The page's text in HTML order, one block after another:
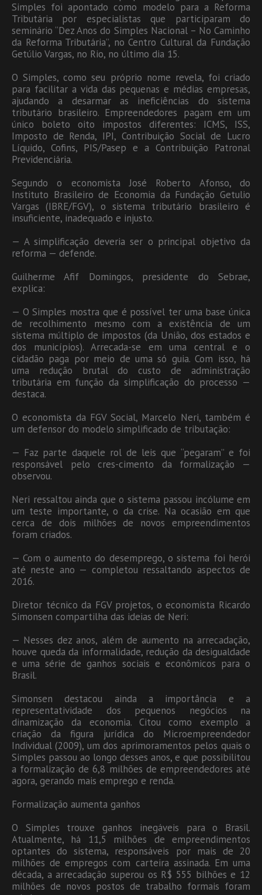
Simples foi apontado como modelo para a Reforma
Tributária por especialistas que participaram do
seminário “Dez Anos do Simples Nacional – No Caminho
da Reforma Tributária”, no Centro Cultural da Fundação
Getúlio Vargas, no Rio, no último dia 15.
O Simples, como seu próprio nome revela, foi criado
para facilitar a vida das pequenas e médias empresas,
ajudando a desarmar as ineficiências do sistema
tributário brasileiro. Empreendedores pagam em um
único boleto oito impostos diferentes: ICMS, ISS,
Imposto de Renda, IPI, Contribuição Social de Lucro
Líquido, Cofins, PIS/Pasep e a Contribuição Patronal
Previdenciária.
Segundo o economista José Roberto Afonso, do
Instituto Brasileiro de Economia da Fundação Getulio
Vargas (IBRE/FGV), o sistema tributário brasileiro é
insuficiente, inadequado e injusto.
— A simplificação deveria ser o principal objetivo da
reforma — defende.
Guilherme Afif Domingos, presidente do Sebrae,
explica:
— O Simples mostra que é possível ter uma base única
de recolhimento mesmo com a existência de um
sistema múltiplo de impostos (da União, dos estados e
dos municípios). Arrecada-se em uma central e o
cidadão paga por meio de uma só guia. Com isso, há
uma redução brutal do custo de administração
tributária em função da simplificação do processo —
destaca.
O economista da FGV Social, Marcelo Neri, também é
um defensor do modelo simplificado de tributação:
— Faz parte daquele rol de leis que “pegaram” e foi
responsável pelo cres-cimento da formalização —
observou.
Neri ressaltou ainda que o sistema passou incólume em
um teste importante, o da crise. Na ocasião em que
cerca de dois milhões de novos empreendimentos
foram criados.
— Com o aumento do desemprego, o sistema foi herói
até neste ano — completou ressaltando aspectos de
2016.
Diretor técnico da FGV projetos, o economista Ricardo
Simonsen compartilha das ideias de Neri:
— Nesses dez anos, além de aumento na arrecadação,
houve queda da informalidade, redução da desigualdade
e uma série de ganhos sociais e econômicos para o
Brasil.
Simonsen destacou ainda a importância e a
representatividade dos pequenos negócios na
dinamização da economia. Citou como exemplo a
criação da figura jurídica do Microempreendedor
Individual (2009), um dos aprimoramentos pelos quais o
Simples passou ao longo desses anos, e que possibilitou
a formalização de 6,8 milhões de empreendedores até
agora, gerando mais emprego e renda.
Formalização aumenta ganhos
O Simples trouxe ganhos inegáveis para o Brasil.
Atualmente, há 11,5 milhões de empreendimentos
optantes do sistema, responsáveis por mais de 20
milhões de empregos com carteira assinada. Em uma
década, a arrecadação superou os R$ 555 bilhões e 12
milhões de novos postos de trabalho formais foram